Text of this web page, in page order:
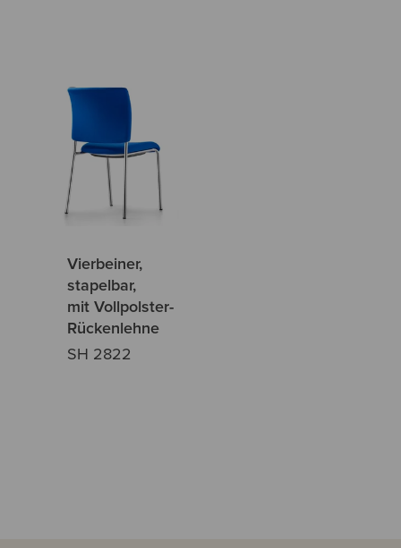
Vierbeiner,
stapelbar,
mit Vollpolster-
Rückenlehne
SH 2822